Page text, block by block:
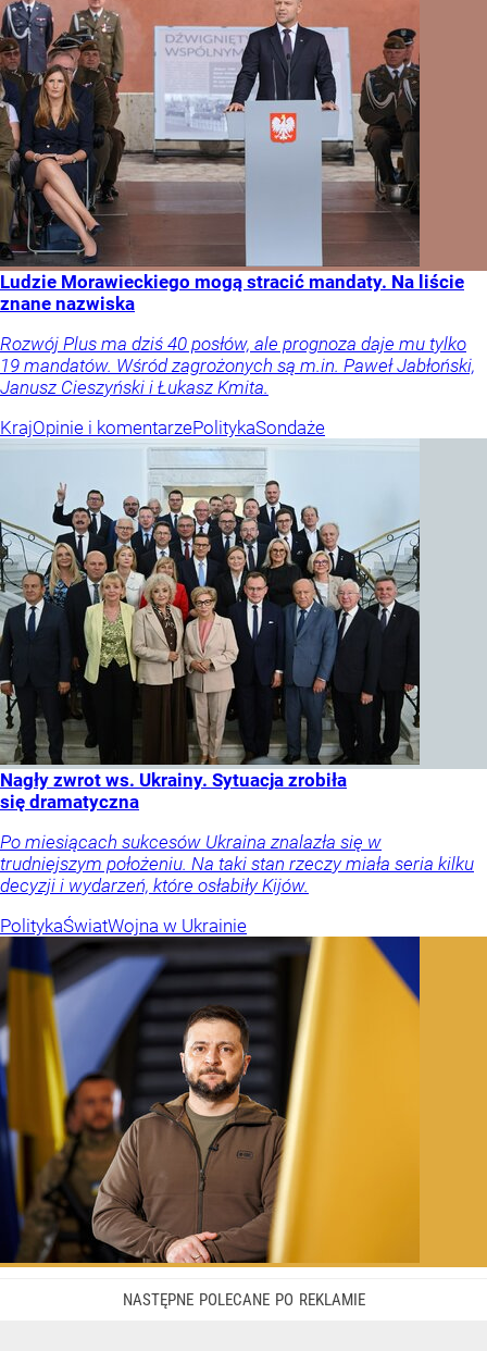
Ludzie Morawieckiego mogą stracić mandaty. Na liście
znane nazwiska
Rozwój Plus ma dziś 40 posłów, ale prognoza daje mu tylko
19 mandatów. Wśród zagrożonych są m.in. Paweł Jabłoński,
Janusz Cieszyński i Łukasz Kmita.
KrajOpinie i komentarzePolitykaSondaże
Nagły zwrot ws. Ukrainy. Sytuacja zrobiła
się dramatyczna
Po miesiącach sukcesów Ukraina znalazła się w
trudniejszym położeniu. Na taki stan rzeczy miała seria kilku
decyzji i wydarzeń, które osłabiły Kijów.
PolitykaŚwiatWojna w Ukrainie